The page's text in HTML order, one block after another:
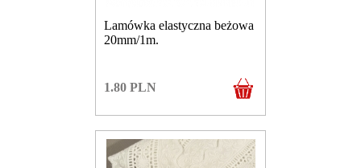
Lamówka elastyczna beżowa
20mm/1m.
1.80 PLN